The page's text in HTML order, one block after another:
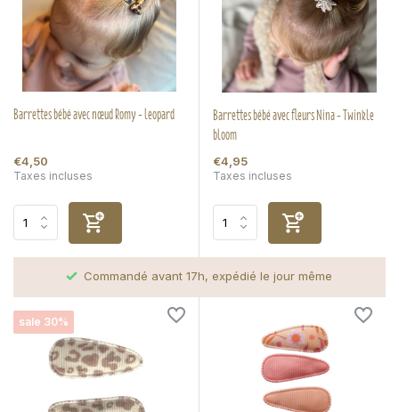
Barrettes bébé avec nœud Romy - leopard
€4,50
Taxes incluses
Barrettes bébé avec fleurs Nina - Twinkle
bloom
€4,95
Taxes incluses
Commandé avant 17h, expédié le jour même
sale 30%